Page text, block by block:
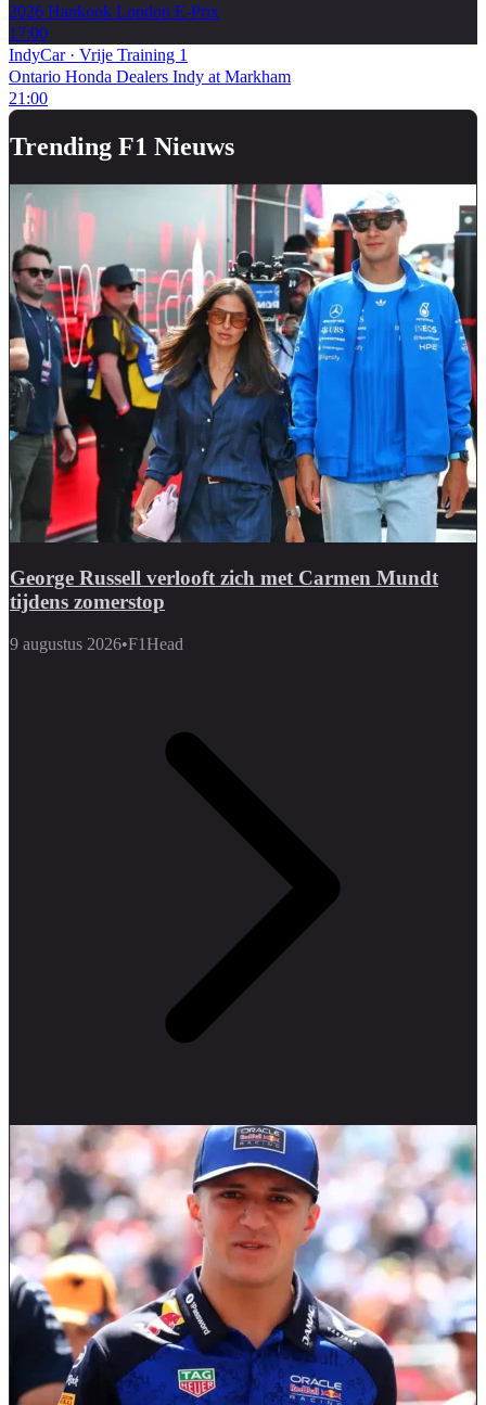
2026 Hankook London E-Prix
17:00
IndyCar· Vrije Training 1
Ontario Honda Dealers Indy at Markham
21:00
Trending F1 Nieuws
George Russell verlooft zich met Carmen Mundt
tijdens zomerstop
9 augustus 2026•F1Head